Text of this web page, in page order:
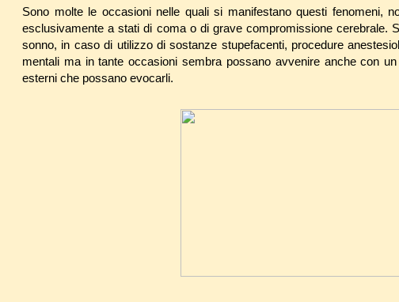
Sono molte le occasioni nelle quali si manifestano questi fenomeni,
esclusivamente a stati di coma o di grave compromissione cerebrale.
sonno, in caso di utilizzo di sostanze stupefacenti, procedure
mentali ma in tante occasioni sembra possano avvenire anche con
esterni che possano evocarli.